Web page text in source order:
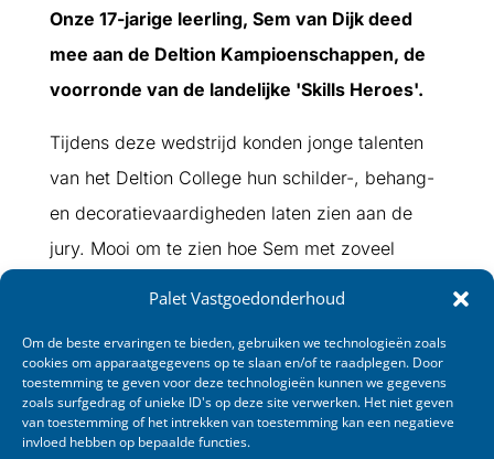
Palet Vastgoedonderhoud
Om de beste ervaringen te bieden, gebruiken we technologieën zoals
cookies om apparaatgegevens op te slaan en/of te raadplegen. Door
toestemming te geven voor deze technologieën kunnen we gegevens
zoals surfgedrag of unieke ID's op deze site verwerken. Het niet geven
van toestemming of het intrekken van toestemming kan een negatieve
invloed hebben op bepaalde functies.
Onze 17-jarige leerling, Sem van Dijk deed
mee aan de Deltion Kampioenschappen, de
voorronde van de landelijke 'Skills Heroes'.
Tijdens deze wedstrijd konden jonge talenten
van het Deltion College hun schilder-, behang-
en decoratievaardigheden laten zien aan de
jury. Mooi om te zien hoe Sem met zoveel
vakmanschap, maar ook dat de toekomst van
Palet in goede handen is.